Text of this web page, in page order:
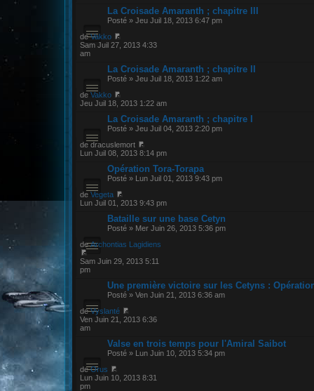
La Croisade Amaranth ; chapitre III
Posté » Jeu Juil 18, 2013 6:47 pm
deVakko
Sam Juil 27, 2013 4:33
am
La Croisade Amaranth ; chapitre II
Posté » Jeu Juil 18, 2013 1:22 am
de Vakko
Jeu Juil 18, 2013 1:22 am
La Croisade Amaranth ; chapitre I
Posté » Jeu Juil 04, 2013 2:20 pm
de dracuslemort
Lun Juil 08, 2013 8:14 pm
Opération Tora-Torapa
Posté » Lun Juil 01, 2013 9:43 pm
de Vegeta
Lun Juil 01, 2013 9:43 pm
Bataille sur une base Cetyn
Posté » Mer Juin 26, 2013 5:36 pm
deArchontias Lagidiens
Sam Juin 29, 2013 5:11
pm
Une première victoire sur les Cetyns :
Posté » Ven Juin 21, 2013 6:36 am
deVyslanté
Ven Juin 21, 2013 6:36
am
Valse en trois temps pour l'Amiral Saibot
Posté » Lun Juin 10, 2013 5:34 pm
deOrus
Lun Juin 10, 2013 8:31
pm